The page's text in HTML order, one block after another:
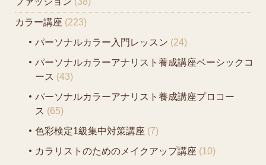
カラー講座 (223)
パーソナルカラー入門レッスン (24)
パーソナルカラーアナリスト養成講座ベーシックコ
ース (43)
パーソナルカラーアナリスト養成講座プロコー
ス (65)
色彩検定1級集中対策講座 (7)
カラリストのためのメイクアップ講座 (10)